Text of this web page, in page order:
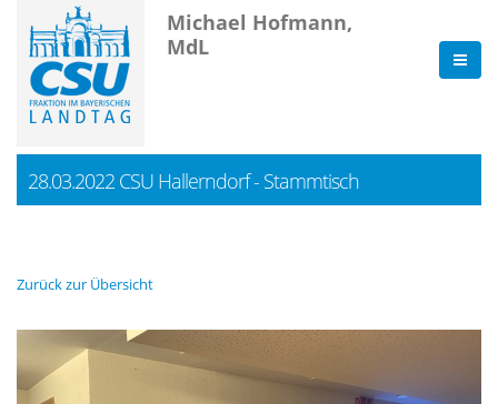
Michael Hofmann,
MdL
28.03.2022 CSU Hallerndorf - Stammtisch
Zurück zur Übersicht